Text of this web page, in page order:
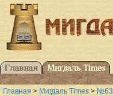
Главная > Мигдаль Times > №63